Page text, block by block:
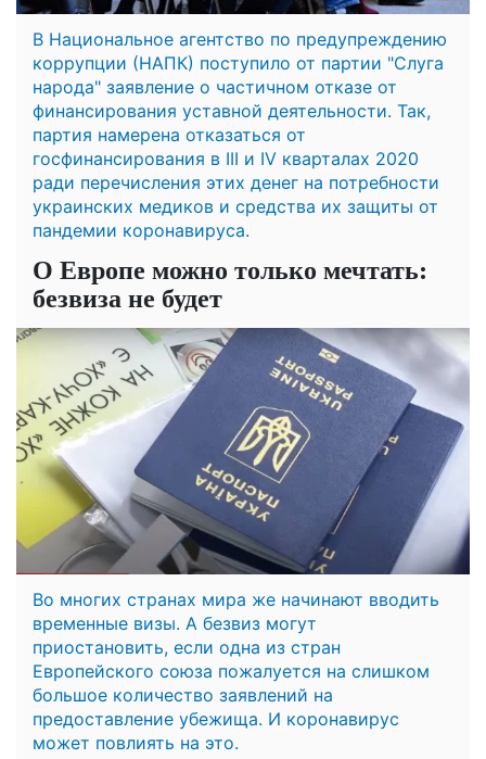
В Национальное агентство по предупреждению
коррупции (НАПК) поступило от партии "Слуга
народа" заявление о частичном отказе от
финансирования уставной деятельности. Так,
партия намерена отказаться от
госфинансирования в III и IV кварталах 2020
ради перечисления этих денег на потребности
украинских медиков и средства их защиты от
пандемии коронавируса.
О Европе можно только мечтать:
безвиза не будет
Во многих странах мира же начинают вводить
временные визы. А безвиз могут
приостановить, если одна из стран
Европейского союза пожалуется на слишком
большое количество заявлений на
предоставление убежища. И коронавирус
может повлиять на это.